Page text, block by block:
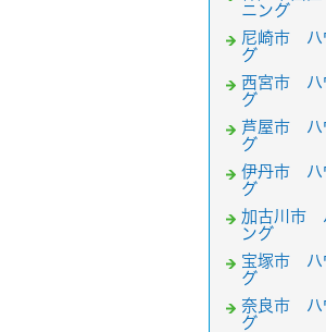
ニング
尼崎市 ハ
グ
西宮市 ハ
グ
芦屋市 ハ
グ
伊丹市 ハ
グ
加古川市
ング
宝塚市 ハ
グ
奈良市 ハ
グ